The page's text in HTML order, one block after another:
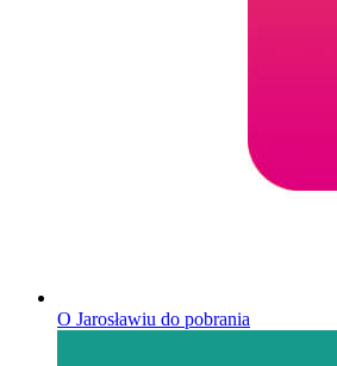
O Jarosławiu do pobrania